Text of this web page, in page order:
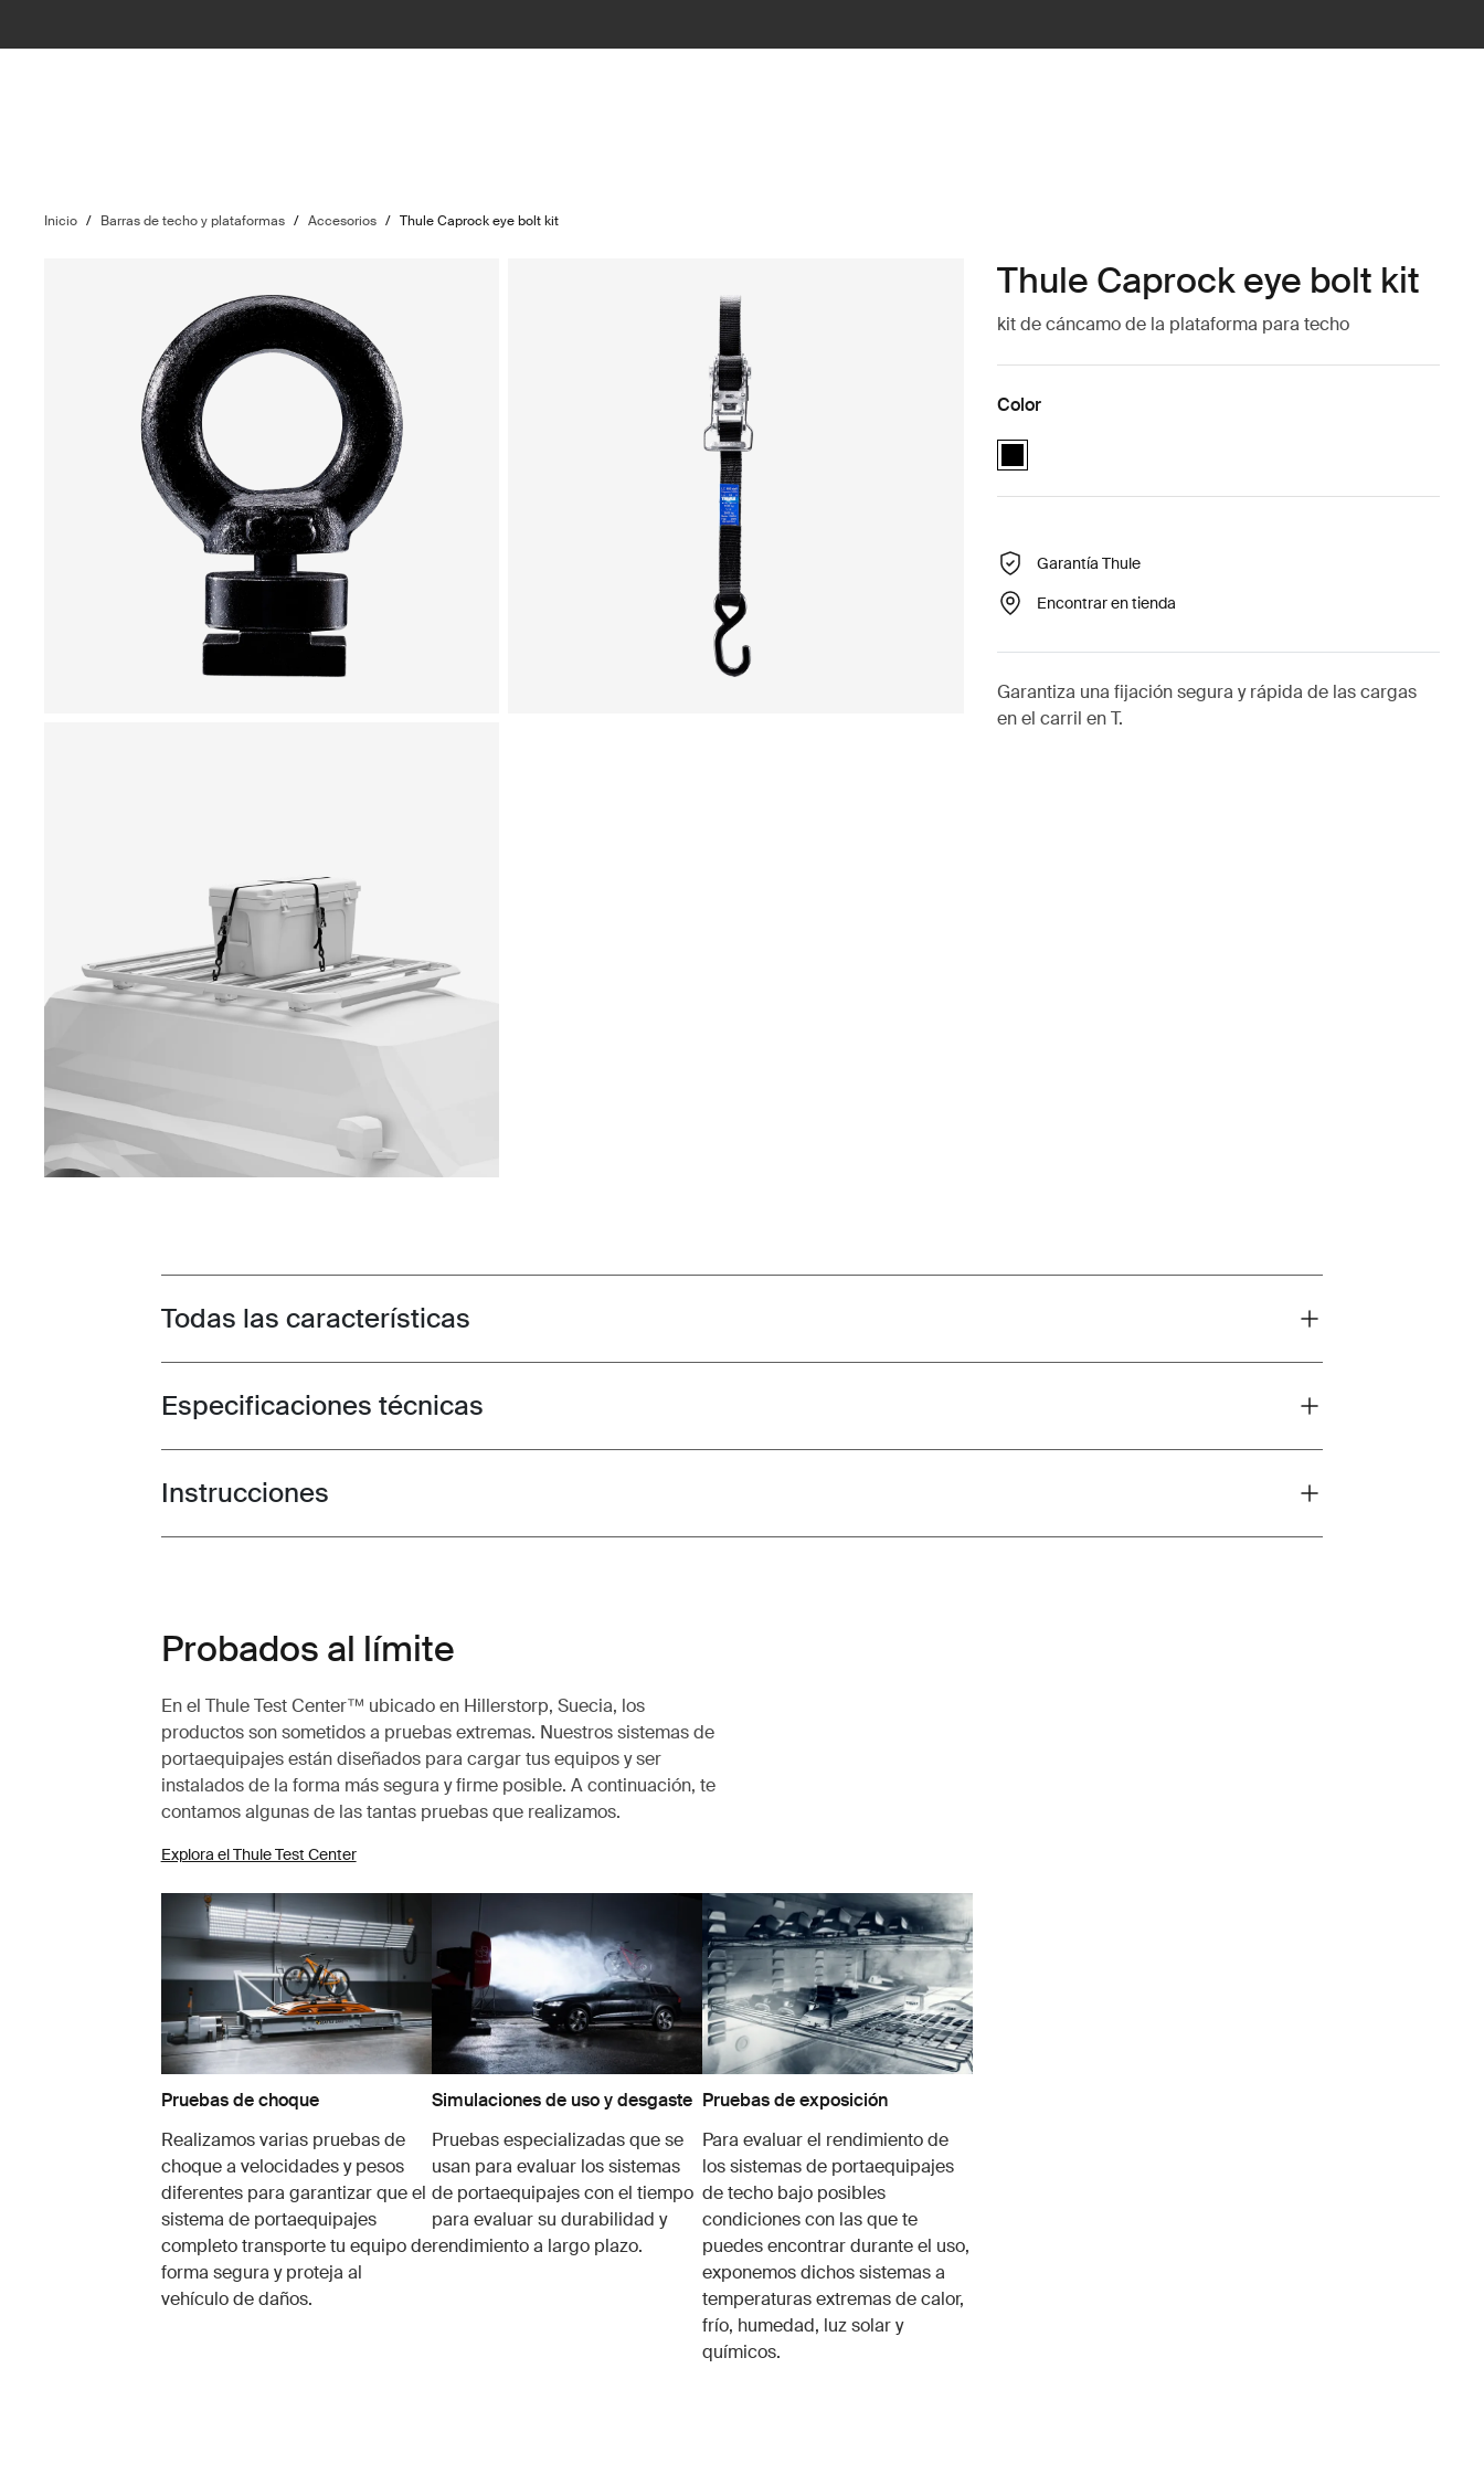
Inicio / Barras de techo y plataformas / Accesorios / Thule Caprock eye bolt kit
Thule Caprock eye bolt kit
kit de cáncamo de la plataforma para techo
Color
Thule Caprock eye bolt kit Negro (selected)
Garantía Thule
Encontrar en tienda
Garantiza una fijación segura y rápida de las cargas
en el carril en T.
Toggle features
Todas las características
Toggle techspec
Especificaciones técnicas
Toggle guides and instructions
Instrucciones
Probados al límite
En el Thule Test Center™ ubicado en Hillerstorp, Suecia, los
productos son sometidos a pruebas extremas. Nuestros sistemas de
portaequipajes están diseñados para cargar tus equipos y ser
instalados de la forma más segura y firme posible. A continuación, te
contamos algunas de las tantas pruebas que realizamos.
Explora el Thule Test Center
Pruebas de choque
Realizamos varias pruebas de
choque a velocidades y pesos
diferentes para garantizar que el
sistema de portaequipajes
completo transporte tu equipo de
forma segura y proteja al
vehículo de daños.
Simulaciones de uso y desgaste
Pruebas especializadas que se
usan para evaluar los sistemas
de portaequipajes con el tiempo
para evaluar su durabilidad y
rendimiento a largo plazo.
Pruebas de exposición
Para evaluar el rendimiento de
los sistemas de portaequipajes
de techo bajo posibles
condiciones con las que te
puedes encontrar durante el uso,
exponemos dichos sistemas a
temperaturas extremas de calor,
frío, humedad, luz solar y
químicos.